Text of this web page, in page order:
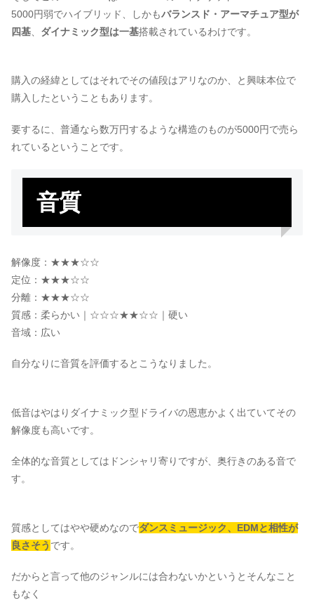
5000円弱でハイブリッド、しかもバランスド・アーマチュア型が
四基
ダイナミック型は一基搭載されているわけです。
購入の経緯としてはそれでその値段はアリなのか、と興味本位で
購入したということもあります。
要するに、普通なら数万円するような構造のものが5000円で売ら
れているということです。
音質
解像度：★★★☆☆
定位：★★★☆☆
分離：★★★☆☆
質感：柔らかい｜☆☆☆★★☆☆｜硬い
音域：広い
自分なりに音質を評価するとこうなりました。
低音はやはりダイナミック型ドライバの恩恵かよく出ていてその
解像度も高いです。
全体的な音質としてはドンシャリ寄りですが、奥行きのある音で
す。
質感としてはやや硬めなのでダンスミュージック、EDMと相性が
良さそう です。
だからと言って他のジャンルには合わないかというとそんなこと
もなく